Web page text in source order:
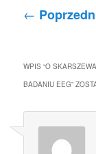
Nawigacja po
←
WPIS “O
BADANIU EEG”